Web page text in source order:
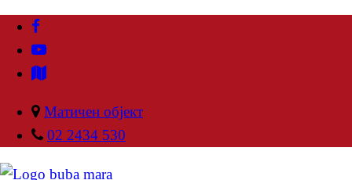
Матичен објект
02 2434 530